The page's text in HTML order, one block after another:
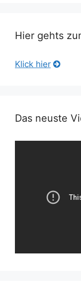
Hier gehts
Klick hier
Das neuste